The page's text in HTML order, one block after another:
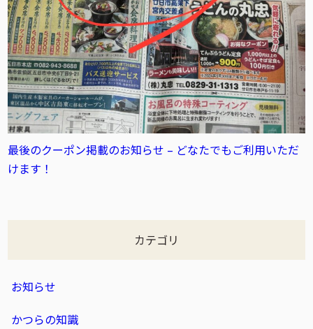
最後のクーポン掲載のお知らせ – どなたでもご利用いただ
けます！
カテゴリ
お知らせ
かつらの知識